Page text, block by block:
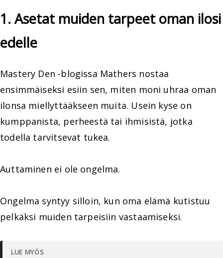
1. Asetat muiden tarpeet oman ilosi
edelle
Mastery Den -blogissa Mathers nostaa
ensimmäiseksi esiin sen, miten moni uhraa oman
ilonsa miellyttääkseen muita. Usein kyse on
kumppanista, perheestä tai ihmisistä, jotka
todella tarvitsevat tukea.
Auttaminen ei ole ongelma.
Ongelma syntyy silloin, kun oma elämä kutistuu
pelkäksi muiden tarpeisiin vastaamiseksi.
LUE MYÖS